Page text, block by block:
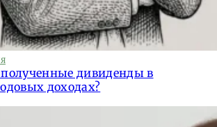
дивиденды в
доходах?